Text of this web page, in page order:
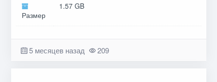
Размер
1.57 GB
5 месяцев назад 209